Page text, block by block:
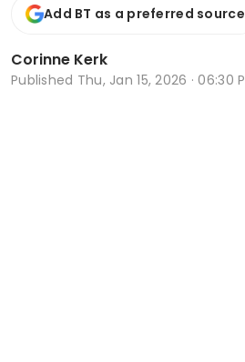
Add BT as a preferred source
Corinne Kerk
Published Thu, Jan 15, 2026 · 06:30